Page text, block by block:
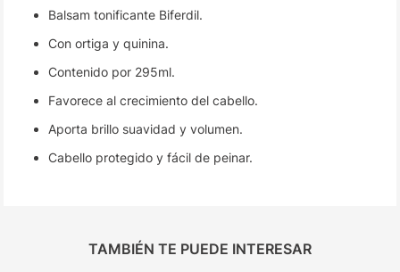
Balsam tonificante Biferdil.
Con ortiga y quinina.
Contenido por 295ml.
Favorece al crecimiento del cabello.
Aporta brillo suavidad y volumen.
Cabello protegido y fácil de peinar.
TAMBIÉN TE PUEDE INTERESAR